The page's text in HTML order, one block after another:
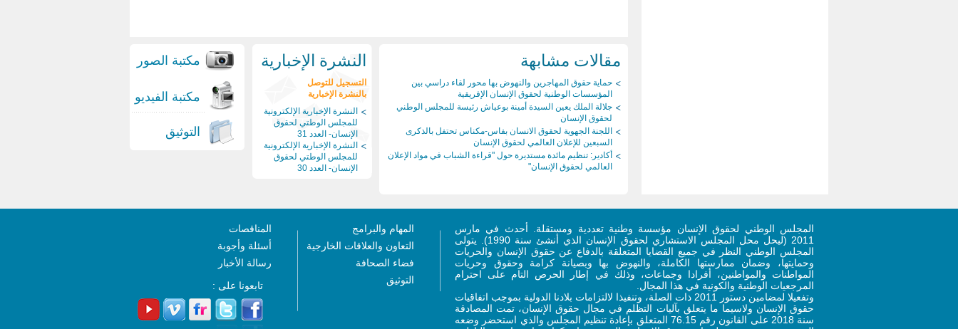
مقالات مشابهة
حماية حقوق المهاجرين والنهوض بها محور لقاء دراسي بين
المؤسسات الوطنية لحقوق الإنسان الإفريقية
جلالة الملك يعين السيدة أمينة بوعياش رئيسة للمجلس الوطني
لحقوق الإنسان
اللجنة الجهوية لحقوق الانسان بفاس-مكناس تحتفل بالذكرى
السبعين للإعلان العالمي لحقوق الإنسان
أكادير: تنظيم مائدة مستديرة حول "قراءة الشباب في مواد الإعلان
العالمي لحقوق الإنسان"
النشرة الإخبارية
التسجيل للتوصل
بالنشرة الإخبارية
النشرة الإخبارية الإلكترونية
للمجلس الوطتي لحقوق
الإنسان- العدد 31
النشرة الإخبارية الإلكترونية
للمجلس الوطتي لحقوق
الإنسان- العدد 30
مكتبة الصور
مكتبة الفيديو
التوثيق
المجلس الوطني لحقوق الإنسان مؤسسة وطنية تعددية ومستقلة. أحدث في مارس
2011 (ليحل محل المجلس الاستشاري لحقوق الإنسان الذي أنشئ سنة 1990). يتولى
المجلس الوطني النظر في جميع القضايا المتعلقة بالدفاع عن حقوق الإنسان والحريات
وحمايتها، وضمان ممارستها الكاملة، والنهوض بها وبصيانة كرامة وحقوق وحريات
المواطنات والمواطنين، أفرادا وجماعات، وذلك في إطار الحرص التام على احترام
المرجعيات الوطنية والكونية في هذا المجال.
وتفعيلا لمضامين دستور 2011 ذات الصلة، وتنفيذا لالتزامات بلادنا الدولية بموجب اتفاقيات
حقوق الإنسان ولاسيما ما يتعلق بآليات التظلم في مجال حقوق الإنسان، تمت المصادقة
سنة 2018 على القانون رقم 76.15 المتعلق بإعادة تنظيم المجلس والذي استحضر وضعه
المهام والبرامج
التعاون والعلاقات الخارجية
فضاء الصحافة
التوثيق
المناقصات
أسئلة وأجوبة
رسالة الأخبار
تابعونا على :